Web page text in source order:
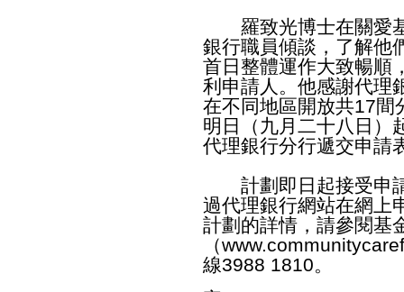
羅致光博士在關愛基
銀行職員傾談，了解他
首日整體運作大致暢順
利申請人。他感謝代理
在不同地區開放共17間
明日（九月二十八日）
代理銀行分行遞交申請
計劃即日起接受申請
過代理銀行網站在網上
計劃的詳情，請參閱基
（
線3988 1810。